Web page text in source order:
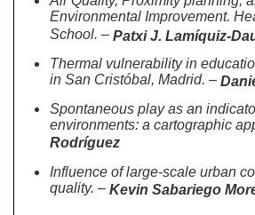
Environmental Improvement.
School. – Patxi J. Lamíquiz-
Thermal vulnerability in
in San Cristóbal, Madrid. –
Spontaneous play as an
environments: a cartographic
Rodríguez
Influence of large-scale urban
quality. – Kevin Sabariego